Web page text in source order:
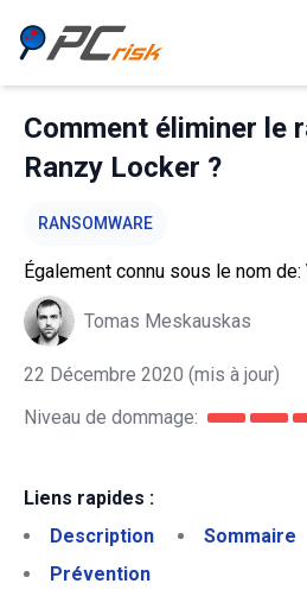
Comment éliminer le
Ranzy Locker ?
RANSOMWARE
Également connu sous le nom de:
Tomas Meskauskas
22 Décembre 2020 (mis à jour)
Niveau de dommage:
Liens rapides :
Description
Sommaire
Prévention